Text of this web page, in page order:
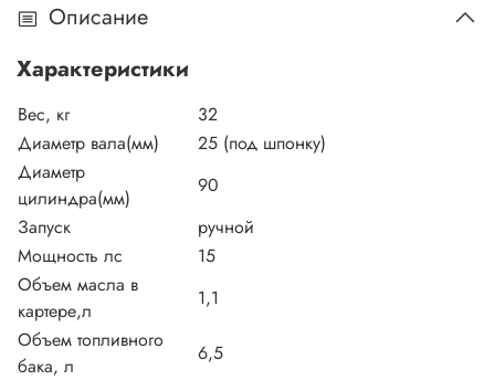
Описание
Характеристики
Вес, кг
32
Диаметр вала(мм)
25 (под шпонку)
Диаметр
цилиндра(мм)
90
Запуск
ручной
Мощность лс
15
Объем масла в
картере,л
1,1
Объем топливного
бака, л
6,5